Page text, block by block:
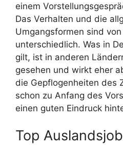
einem
Das Verhalten und die
Umgangsformen sind
unterschiedlich. Was in
gilt, ist in anderen
gesehen und wirkt eher
die Gepflogenheiten des
schon zu Anfang des
einen guten Eindruck
Top